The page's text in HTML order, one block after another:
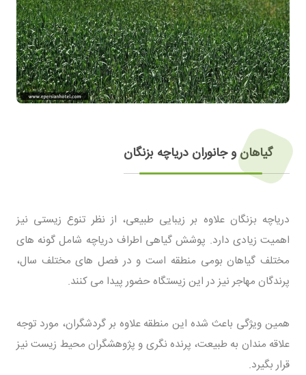
گیاهان و جانوران دریاچه بزنگان
دریاچه بزنگان علاوه بر زیبایی طبیعی، از نظر تنوع زیستی نیز
اهمیت زیادی دارد. پوشش گیاهی اطراف دریاچه شامل گونه های
مختلف گیاهان بومی منطقه است و در فصل های مختلف سال،
پرندگان مهاجر نیز در این زیستگاه حضور پیدا می کنند.
همین ویژگی باعث شده این منطقه علاوه بر گردشگران، مورد توجه
علاقه مندان به طبیعت، پرنده نگری و پژوهشگران محیط زیست نیز
قرار بگیرد.